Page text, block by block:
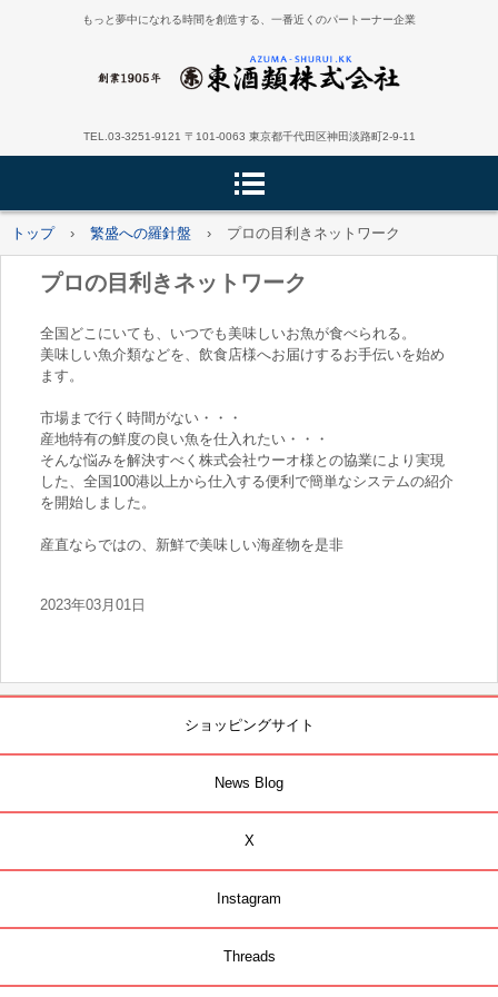
もっと夢中になれる時間を創造する、一番近くのパートーナー企業
TEL.03-3251-9121 〒101-0063 東京都千代田区神田淡路町2-9-11
トップ › 繁盛への羅針盤 › プロの目利きネットワーク
プロの目利きネットワーク
全国どこにいても、いつでも美味しいお魚が食べられる。
美味しい魚介類などを、飲食店様へお届けするお手伝いを始め
ます。
市場まで行く時間がない・・・
産地特有の鮮度の良い魚を仕入れたい・・・
そんな悩みを解決すべく株式会社ウーオ様との協業により実現
した、全国100港以上から仕入する便利で簡単なシステムの紹介
を開始しました。
産直ならではの、新鮮で美味しい海産物を是非
2023年03月01日
ショッピングサイト
News Blog
X
Instagram
Threads